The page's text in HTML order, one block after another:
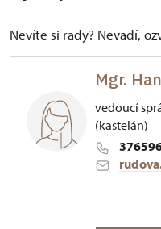
Nevíte si rady? Nevadí,
Mgr.
vedoucí
(kastelán)
53/, Rabí 53